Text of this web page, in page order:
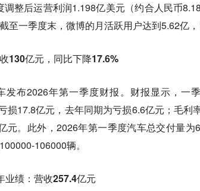
调整后运营利润1.198亿美元（约合人民币
至一季度末，微博的月活跃用户达到5.62亿，
130亿元，同比下降17.6%
发布2026年第一季度财报。财报显示，一
损17.8亿元，去年同期为亏损6.6亿元；毛利
元。此外，2026年第一季度汽车总交付量为
106000辆。
业绩：营收257.4亿元